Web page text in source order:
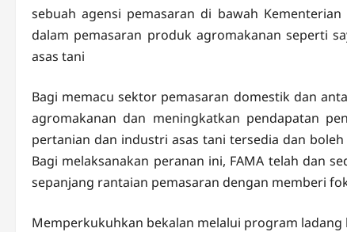
sebuah agensi pemasaran di bawah
dalam pemasaran produk agromakanan seperti
asas tani
Bagi memacu sektor pemasaran domestik dan
agromakanan dan meningkatkan pendapatan
pertanian dan industri asas tani tersedia dan
Bagi melaksanakan peranan ini, FAMA telah dan
sepanjang rantaian pemasaran dengan memberi
Memperkukuhkan bekalan melalui program ladang